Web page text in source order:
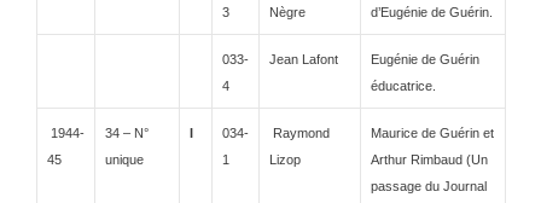
3 Nègre d’Eugénie de Guérin.
033-
4
Jean Lafont
Eugénie de Guérin
éducatrice.
1944-
45
34 – N°
unique
I
034-
1
Raymond
Lizop
Maurice de Guérin et
Arthur Rimbaud (Un
passage du Journal